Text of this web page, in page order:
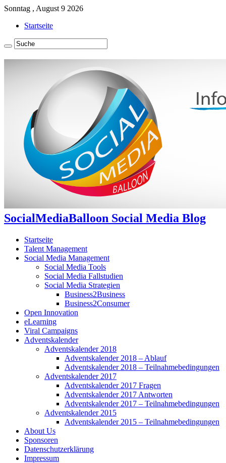
Sonntag , August 9 2026
Startseite
SocialMediaBalloon Social Media Blog
Startseite
Talent Management
Social Media Management
Social Media Tools
Social Media Fallstudien
Social Media Strategien
Business2Business
Business2Consumer
Open Innovation
eLearning
Viral Campaigns
Adventskalender
Adventskalender 2018
Adventskalender 2018 – Ablauf
Adventskalender 2018 – Teilnahmebedingungen
Adventskalender 2017
Adventskalender 2017 Fragen
Adventskalender 2017 Antworten
Adventskalender 2017 – Teilnahmebedingungen
Adventskalender 2015
Adventskalender 2015 – Teilnahmebedingungen
About Us
Sponsoren
Datenschutzerklärung
Impressum